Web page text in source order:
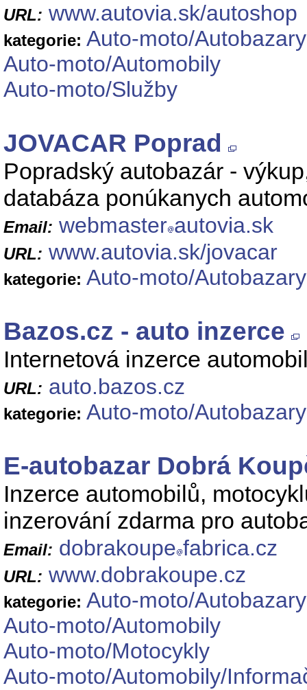
URL: www.autovia.sk/autoshop
kategorie: Auto-moto/Autobazary
Auto-moto/Automobily
Auto-moto/Služby
JOVACAR Poprad
Popradský autobazár -
databáza ponúkanych
Email: webmaster autovia.sk
URL: www.autovia.sk/jovacar
kategorie: Auto-moto/Autobazary
Bazos.cz - auto inzerce
Internetová inzerce
URL: auto.bazos.cz
kategorie: Auto-moto/Autobazary
E-autobazar Dobrá
Inzerce automobilů,
inzerování zdarma pro
Email: dobrakoupe fabrica.cz
URL: www.dobrakoupe.cz
kategorie: Auto-moto/Autobazary
Auto-moto/Automobily
Auto-moto/Motocykly
Auto-moto/Automobily/